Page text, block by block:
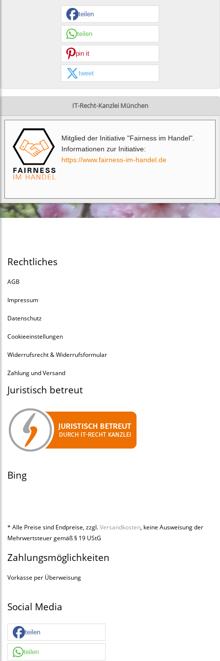
teilen
teilen
pin it
tweet
IT-Recht-Kanzlei München
Mitglied der Initiative "Fairness im Handel".
Informationen zur Initiative:
https://www.fairness-im-handel.de
Rechtliches
AGB
Impressum
Datenschutz
Cookieeinstellungen
Widerrufsrecht & Widerrufsformular
Zahlung und Versand
Juristisch betreut
Bing
* Alle Preise sind Endpreise, zzgl.Versandkosten, keine Ausweisung der
Mehrwertsteuer gemäß § 19 UStG
Zahlungsmöglichkeiten
Vorkasse per Überweisung
Social Media
teilen
teilen